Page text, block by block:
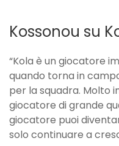
Kossonou su
“Kola è un giocatore
quando torna in
per la squadra. Molto
giocatore di grande
giocatore puoi
solo continuare a